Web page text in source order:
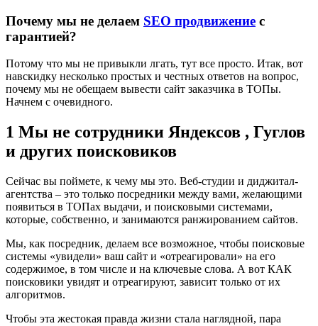
Почему мы не делаем SEO продвижение с
гарантией?
Потому что мы не привыкли лгать, тут все просто. Итак, вот
навскидку несколько простых и честных ответов на вопрос,
почему мы не обещаем вывести сайт заказчика в ТОПы.
Начнем с очевидного.
1 Мы не сотрудники Яндексов , Гуглов
и других поисковиков
Сейчас вы поймете, к чему мы это. Веб-студии и диджитал-
агентства – это только посредники между вами, желающими
появиться в ТОПах выдачи, и поисковыми системами,
которые, собственно, и занимаются ранжированием сайтов.
Мы, как посредник, делаем все возможное, чтобы поисковые
системы «увидели» ваш сайт и «отреагировали» на его
содержимое, в том числе и на ключевые слова. А вот КАК
поисковики увидят и отреагируют, зависит только от их
алгоритмов.
Чтобы эта жестокая правда жизни стала наглядной, пара